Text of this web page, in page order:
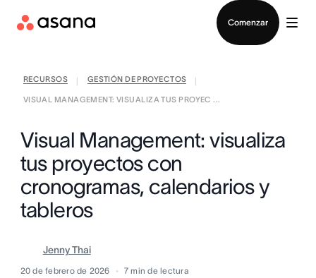
Comenzar
RECURSOS GESTIÓN DE PROYECTOS
VISUAL MANAGEMENT: VISUALIZA TUS PROYEC ...
Visual Management: visualiza
tus proyectos con
cronogramas, calendarios y
tableros
Jenny Thai
20 de febrero de 2026 7 min de lectura